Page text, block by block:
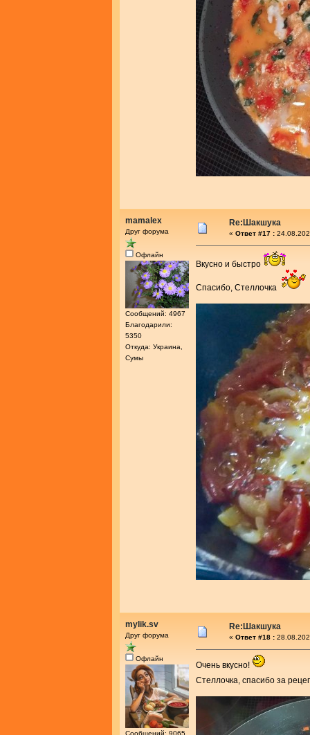
mamalex
Друг форума
Офлайн
Сообщений: 4967
Благодарили:
5350
Откуда: Украина,
Сумы
Re:Шакшука
« Ответ #17 :
Вкусно и быстро
Спасибо, Стеллочка
mylik.sv
Друг форума
Офлайн
Сообщений: 9065
Re:Шакшука
« Ответ #18 :
Очень вкусно!
Стеллочка, спасибо за